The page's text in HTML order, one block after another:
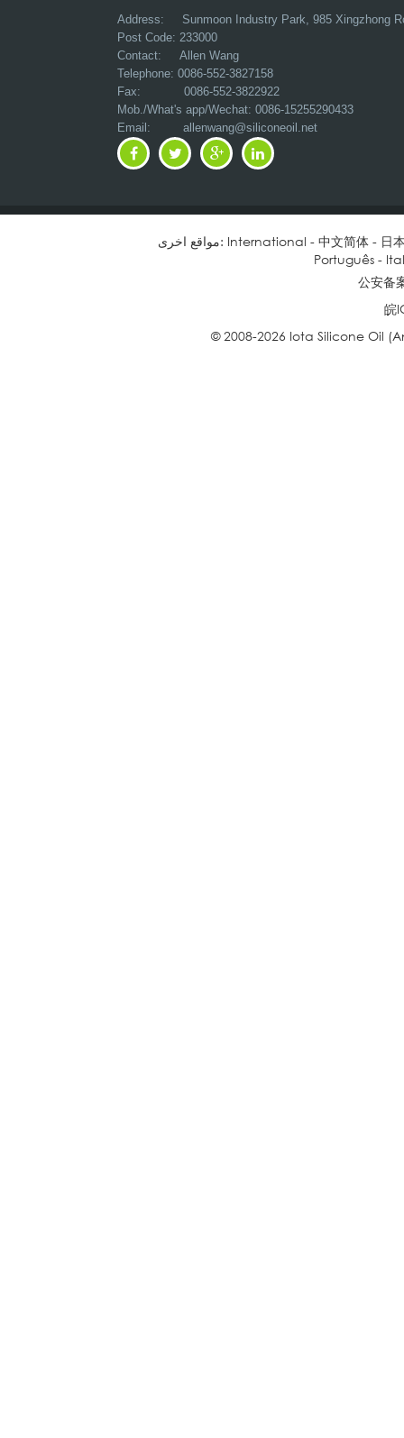
Address: Sunmoon Industry Park, 985 Xingzhong
Post Code: 233000
Contact: Allen Wang
Telephone: 0086-552-3827158
Fax: 0086-552-3822922
Mob./What's app/Wechat: 0086-15255290433
Email: allenwang@siliconeoil.net
مواقع اخرى: International - 中文简体- 日
Português -
公安备
皖